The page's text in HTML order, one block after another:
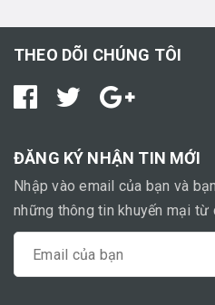
THEO DÕI CHÚNG TÔI
ĐĂNG KÝ NHẬN TIN MỚI
Nhập vào email của bạn và
những thông tin khuyến mại từ